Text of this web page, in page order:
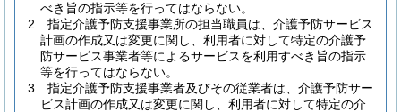
べき旨の指示等を行ってはならない。
2
指定介護予防支援事業所の担当職員は、介護予防サービス
計画の作成又は変更に関し、利用者に対して特定の介護予
防サービス事業者等によるサービスを利用すべき旨の指示
等を行ってはならない。
3
指定介護予防支援事業者及びその従業者は、介護予防サー
ビス計画の作成又は変更に関し、利用者に対して特定の介